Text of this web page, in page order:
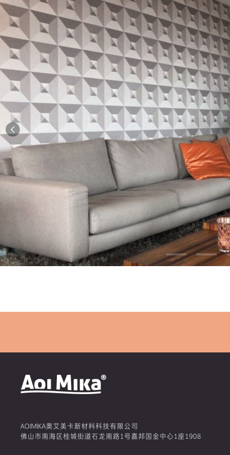
AOIMIKA奥艾美卡新材料科技有限公司
佛山市南海区桂城街道石龙南路1号嘉邦国金中心1座1908